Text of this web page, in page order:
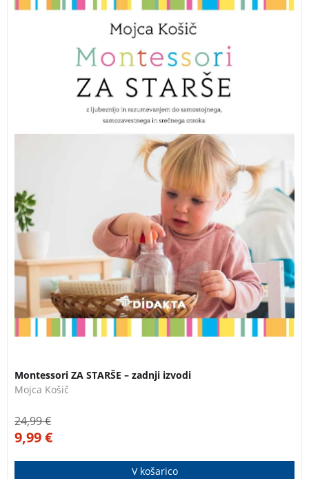
Z ljubeznijo in razumevanjem do samostojnega,
samozavestnega in srečnega otroka. Ponatis
Montessori ZA STARŠE – zadnji izvodi
Mojca Košič
24,99€
9,99€
V košarico